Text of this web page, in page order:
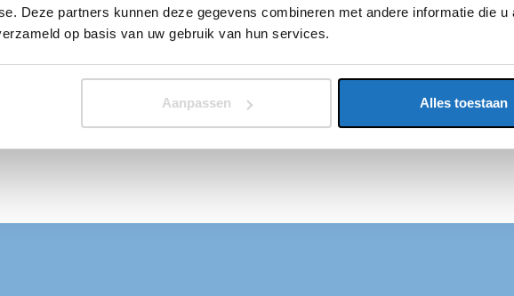
Deze partners kunnen deze gegevens combineren met andere informatie die u
op basis van uw gebruik van hun services.
Aanpassen Alles toestaan
de rest. Jij
op tijd met
vervoeren
alles en jij